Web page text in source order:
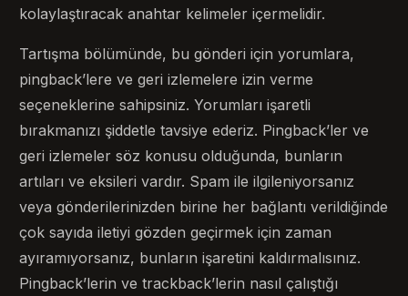
kolaylaştıracak anahtar kelimeler içermelidir.
Tartışma bölümünde, bu gönderi için yorumlara,
pingback’lere ve geri izlemelere izin verme
seçeneklerine sahipsiniz. Yorumları işaretli
bırakmanızı şiddetle tavsiye ederiz. Pingback’ler ve
geri izlemeler söz konusu olduğunda, bunların
artıları ve eksileri vardır. Spam ile ilgileniyorsanız
veya gönderilerinizden birine her bağlantı verildiğinde
çok sayıda iletiyi gözden geçirmek için zaman
ayıramıyorsanız, bunların işaretini kaldırmalısınız.
Pingback’lerin ve trackback’lerin nasıl çalıştığı